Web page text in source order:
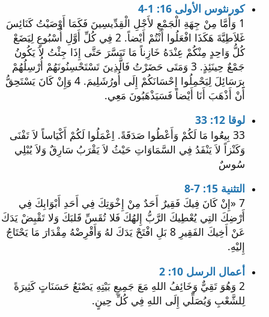
كورنثوس الأولى 16: 1-4
1 وَأَمَّا مِنْ جِهَةِ الْجَمْعِ لأَجْلِ الْقِدِّيسِينَ فَكَمَا أَوْصَيْتُ كَنَائِسَ
غَلاَطِيَّةَ هَكَذَا افْعَلُوا أَنْتُمْ أَيْضاً. 2 فِي كُلِّ أَوَّلِ أُسْبُوعٍ لِيَضَعْ
كُلُّ وَاحِدٍ مِنْكُمْ عِنْدَهُ خَازِناً مَا تَيَسَّرَ حَتَّى إِذَا جِئْتُ لاَ يَكُونُ
جَمْعٌ حِينَئِذٍ. 3 وَمَتَى حَضَرْتُ فَالَّذِينَ تَسْتَحْسِنُونَهُمْ أُرْسِلُهُمْ
بِرَسَائِلَ لِيَحْمِلُوا إِحْسَانَكُمْ إِلَى أُورُشَلِيمَ. 4 وَإِنْ كَانَ يَسْتَحِقُّ
أَنْ أَذْهَبَ أَنَا أَيْضاً فَسَيَذْهَبُونَ مَعِي.
لوقا 12: 33
33 بِيعُوا مَا لَكُمْ وَأَعْطُوا صَدَقَةً. اِعْمَلُوا لَكُمْ أَكْيَاساً لاَ تَفْنَى
وَكَنْزاً لاَ يَنْفَدُ فِي السَّمَاوَاتِ حَيْثُ لاَ يَقْرَبُ سَارِقٌ وَلاَ يُبْلِي
سُوسٌ
التثنية 15: 7-8
7 «إِنْ كَانَ فِيكَ فَقِيرٌ أَحَدٌ مِنْ إِخْوَتِكَ فِي أَحَدِ أَبْوَابِكَ فِي
أَرْضِكَ التِي يُعْطِيكَ الرَّبُّ إِلهُكَ فَلا تُقَسِّ قَلبَكَ وَلا تَقْبِضْ يَدَكَ
عَنْ أَخِيكَ الفَقِيرِ 8 بَلِ افْتَحْ يَدَكَ لهُ وَأَقْرِضْهُ مِقْدَارَ مَا يَحْتَاجُ
إِليْهِ.
أعمال الرسل 10: 2
2 وَهُوَ تَقِيٌّ وَخَائِفُ اللهِ مَعَ جَمِيعِ بَيْتِهِ يَصْنَعُ حَسَنَاتٍ كَثِيرَةً
لِلشَّعْبِ وَيُصَلِّي إِلَى اللهِ فِي كُلِّ حِينٍ.